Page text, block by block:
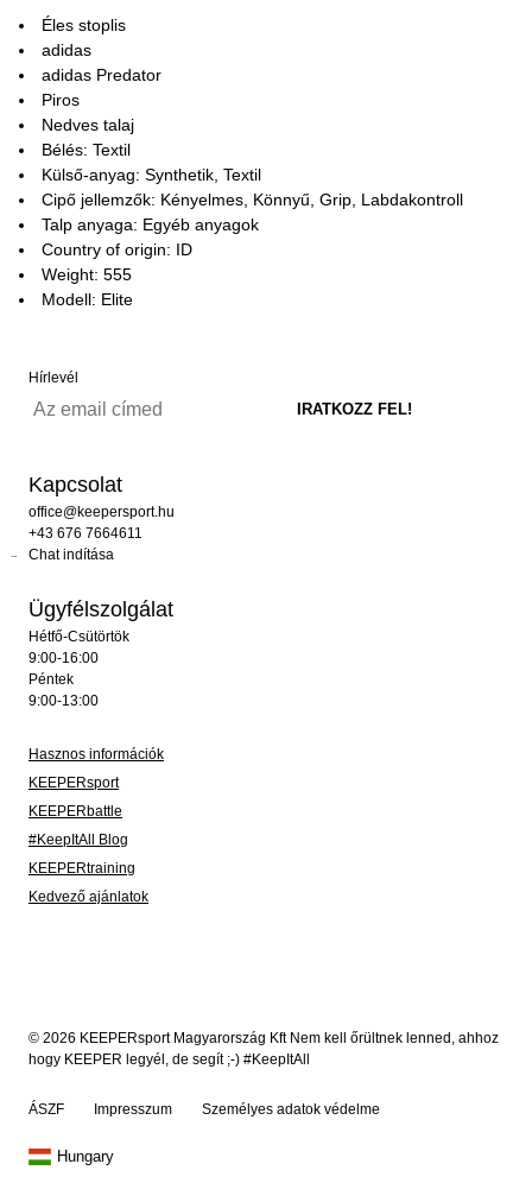
Éles stoplis
adidas
adidas Predator
Piros
Nedves talaj
Bélés: Textil
Külső-anyag: Synthetik, Textil
Cipő jellemzők: Kényelmes, Könnyű, Grip, Labdakontroll
Talp anyaga: Egyéb anyagok
Country of origin: ID
Weight: 555
Modell: Elite
Hírlevél
Kapcsolat
office@keepersport.hu
+43 676 7664611
Chat indítása
Ügyfélszolgálat
Hétfő-Csütörtök
9:00-16:00
Péntek
9:00-13:00
Hasznos információk
KEEPERsport
KEEPERbattle
#KeepItAll Blog
KEEPERtraining
Kedvező ajánlatok
© 2026 KEEPERsport Magyarország Kft Nem kell őrültnek lenned, ahhoz
hogy KEEPER legyél, de segít ;-) #KeepItAll
ÁSZF Impresszum Személyes adatok védelme
Hungary